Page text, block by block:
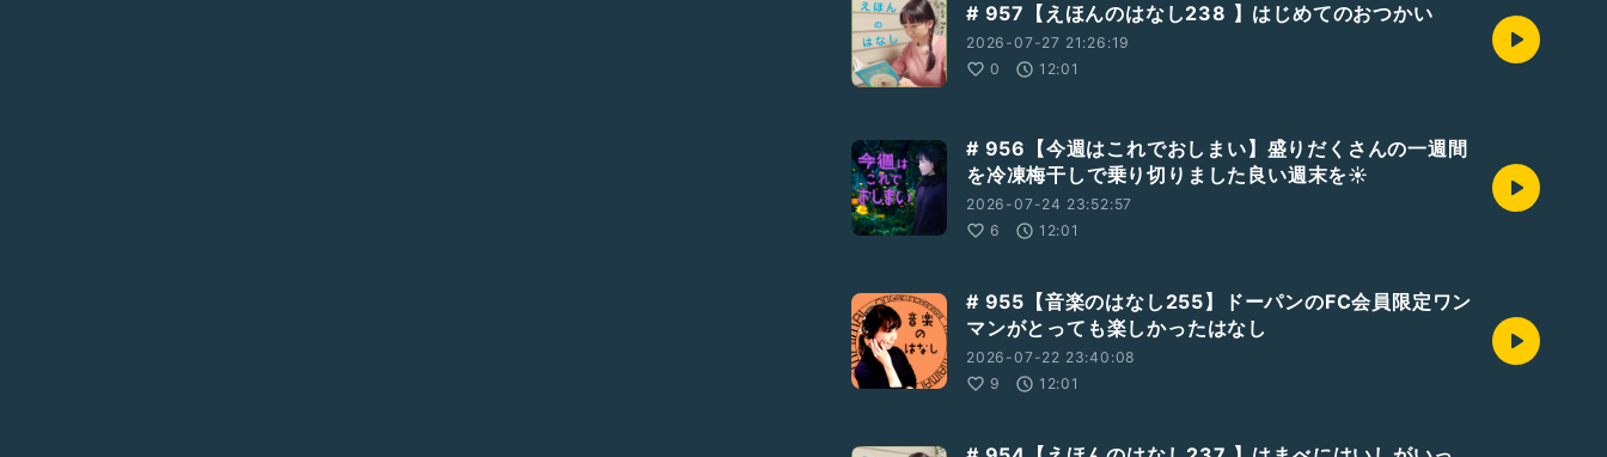
# 957【えほんのはなし238 】はじめてのおつかい
2026-07-27 21:26:19
0
12:01
# 956【今週はこれでおしまい】盛りだくさんの一週間
を冷凍梅干しで乗り切りました良い週末を☀️
2026-07-24 23:52:57
6
12:01
# 955【音楽のはなし255】ドーパンのFC会員限定ワン
マンがとっても楽しかったはなし
2026-07-22 23:40:08
9
12:01